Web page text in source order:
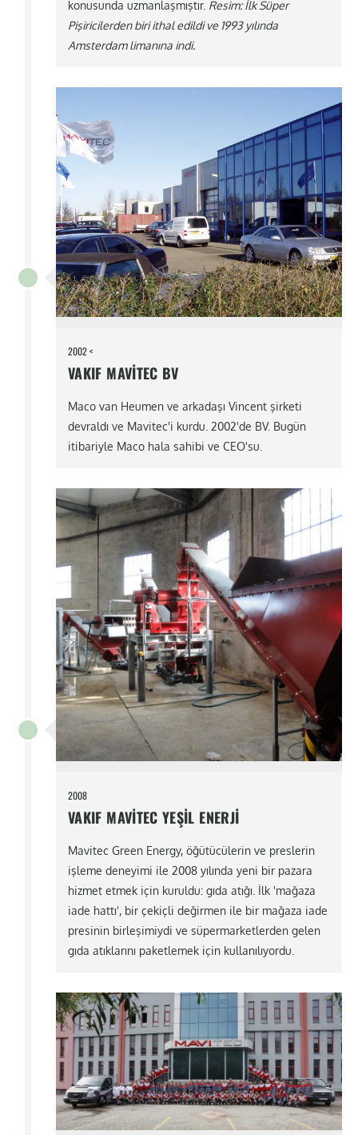
konusunda uzmanlaşmıştır. Resim: İlk Süper
Pişiricilerden biri ithal edildi ve 1993 yılında
Amsterdam limanına indi.
2002 <
VAKIF MAVITEC BV
Maco van Heumen ve arkadaşı Vincent şirketi
devraldı ve Mavitec'i kurdu. 2002'de BV. Bugün
itibariyle Maco hala sahibi ve CEO'su.
2008
VAKIF MAVITEC YEŞIL ENERJI
Mavitec Green Energy, öğütücülerin ve preslerin
işleme deneyimi ile 2008 yılında yeni bir pazara
hizmet etmek için kuruldu: gıda atığı. İlk 'mağaza
iade hattı', bir çekiçli değirmen ile bir mağaza iade
presinin birleşimiydi ve süpermarketlerden gelen
gıda atıklarını paketlemek için kullanılıyordu.